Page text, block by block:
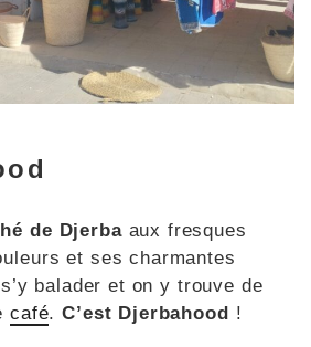
de Djerbaaux fresques
et ses charmantes
balader et on y trouve de
café.C’est Djerbahood !